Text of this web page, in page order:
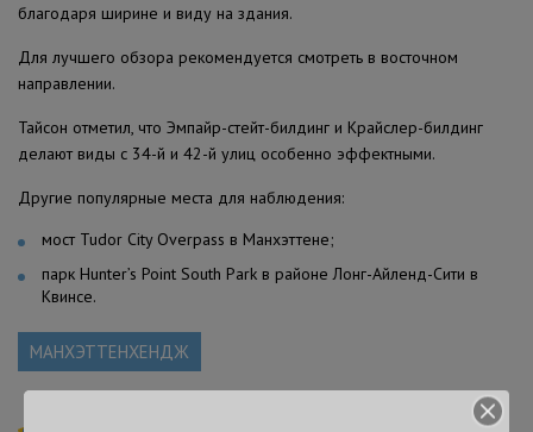
благодаря ширине и виду на здания.
Для лучшего обзора рекомендуется смотреть в восточном
направлении.
Тайсон отметил, что Эмпайр-стейт-билдинг и Крайслер-билдинг
делают виды с 34-й и 42-й улиц особенно эффектными.
Другие популярные места для наблюдения:
мост Tudor City Overpass в Манхэттене;
парк Hunter’s Point South Park в районе Лонг-Айленд-Сити в
Квинсе.
МАНХЭТТЕНХЕНДЖ